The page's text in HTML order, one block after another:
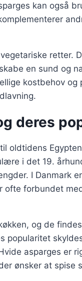
kan også
retter.
en sund og
kostbehov og
deres
oldtidens
i det 19.
I Danmark
ofte forbundet
og de
popularitet
asparges er
ønsker at spise